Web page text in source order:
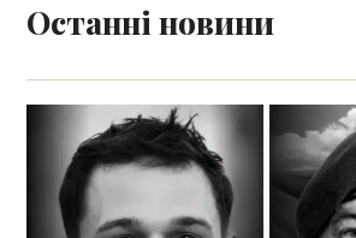
Останні новини